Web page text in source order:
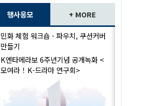
행사응모 + MORE
민화 체험 워크숍 - 파우치, 쿠션커버
만들기
K엔타메라보 6주년기념 공개녹화 <
모여라！K-드라마 연구회>